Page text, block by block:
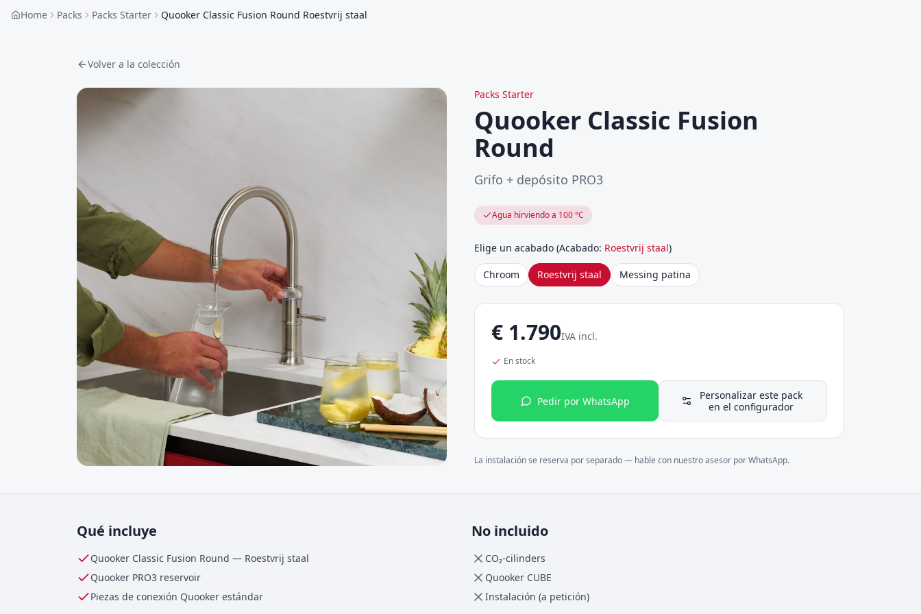
Home Packs Packs Starter Quooker Classic Fusion Round Roestvrij staal
Volver a la colección
Packs Starter
Quooker Classic Fusion
Round
Grifo + depósito PRO3
Agua hirviendo a 100 °C
Elige un acabado (Acabado: Roestvrij staal)
Chroom Roestvrij staal Messing patina
€ 1.790IVA incl.
En stock
Pedir por WhatsApp
Personalizar este pack
en el configurador
La instalación se reserva por separado — hable con nuestro asesor por WhatsApp.
Qué incluye
Quooker Classic Fusion Round — Roestvrij staal
Quooker PRO3 reservoir
Piezas de conexión Quooker estándar
No incluido
CO₂-cilinders
Quooker CUBE
Instalación (a petición)